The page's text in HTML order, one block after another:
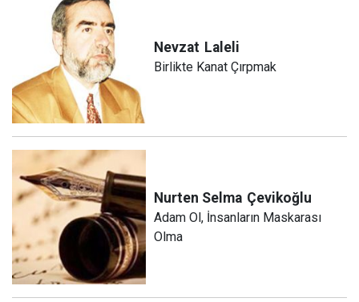
Nevzat Laleli
Birlikte Kanat Çırpmak
Nurten Selma Çevikoğlu
Adam Ol, İnsanların Maskarası
Olma